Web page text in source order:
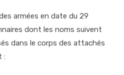
armées en date du 29
dont les noms suivent
dans le corps des attachés
: